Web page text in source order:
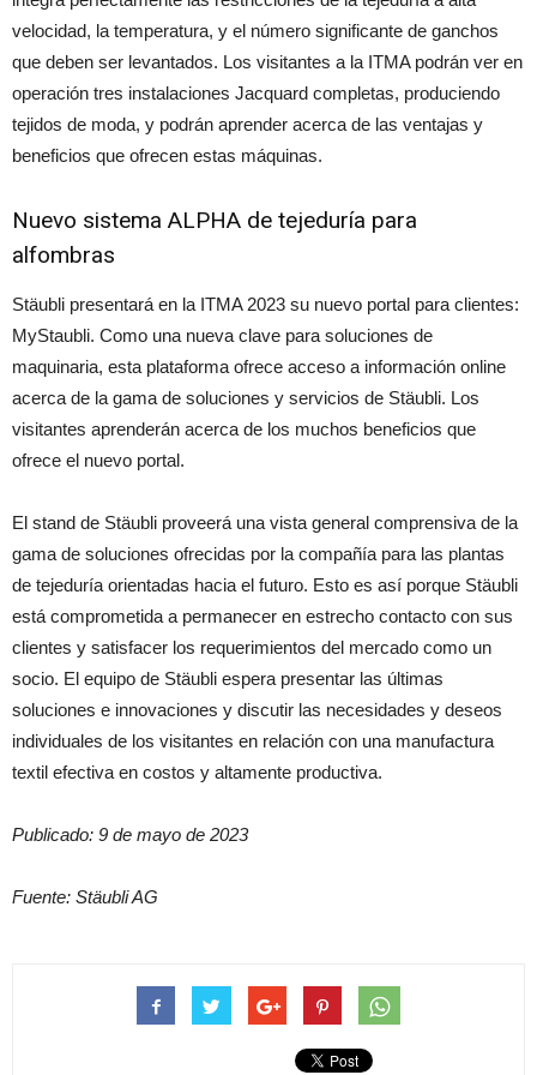
velocidad, la temperatura, y el número significante de ganchos
que deben ser levantados. Los visitantes a la ITMA podrán ver en
operación tres instalaciones Jacquard completas, produciendo
tejidos de moda, y podrán aprender acerca de las ventajas y
beneficios que ofrecen estas máquinas.
Nuevo sistema ALPHA de tejeduría para
alfombras
Stäubli presentará en la ITMA 2023 su nuevo portal para clientes:
MyStaubli. Como una nueva clave para soluciones de
maquinaria, esta plataforma ofrece acceso a información online
acerca de la gama de soluciones y servicios de Stäubli. Los
visitantes aprenderán acerca de los muchos beneficios que
ofrece el nuevo portal.
El stand de Stäubli proveerá una vista general comprensiva de la
gama de soluciones ofrecidas por la compañía para las plantas
de tejeduría orientadas hacia el futuro. Esto es así porque Stäubli
está comprometida a permanecer en estrecho contacto con sus
clientes y satisfacer los requerimientos del mercado como un
socio. El equipo de Stäubli espera presentar las últimas
soluciones e innovaciones y discutir las necesidades y deseos
individuales de los visitantes en relación con una manufactura
textil efectiva en costos y altamente productiva.
Publicado: 9 de mayo de 2023
Fuente: Stäubli AG